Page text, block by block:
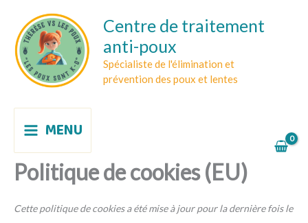
contenu
Centre de traitement
anti-poux
Spécialiste de l'élimination et
prévention des poux et lentes
MENU
Politique de cookies (EU)
Cette politique de cookies a été mise à jour pour la dernière fois le
service
service
service
service
service
service